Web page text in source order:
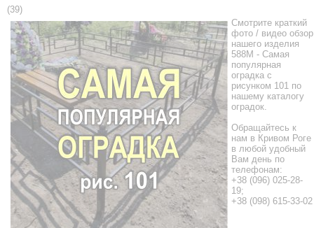
(39)
Смотрите краткий
фото / видео обзор
нашего изделия
588M - Самая
популярная
оградка с
рисунком 101 по
нашему каталогу
оградок.
Обращайтесь к
нам в Кривом Роге
в любой удобный
Вам день по
телефонам:
+38 (096) 025-28-
19;
+38 (098) 615-33-02